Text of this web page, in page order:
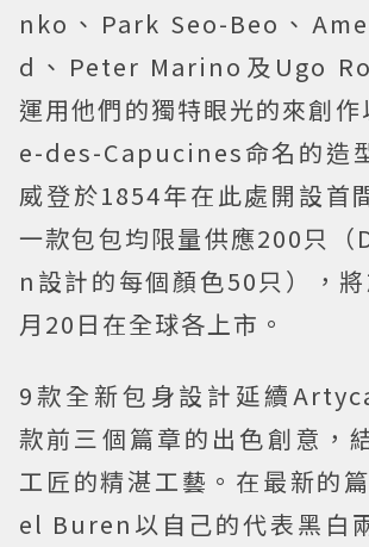
nko、Park Seo-Beo、
d、Peter Marino及Ugo
運用他們的獨特眼光的來創
e-des-Capucines命名的造
威登於1854年在此處開設首
一款包包均限量供應200只
n設計的每個顏色50只），
月20日在全球各上市。
9款全新包身設計延續
款前三個篇章的出色創意，
工匠的精湛工藝。在最新的
el Buren以自己的代表黑白